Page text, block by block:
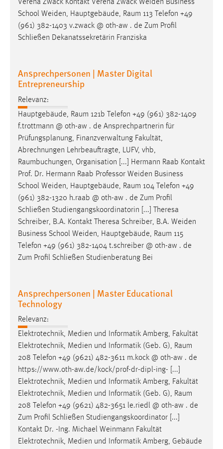
Verena Zwack Kontakt Verena Zwack Weiden Business
School Weiden, Hauptgebäude, Raum 113 Telefon +49
(961) 382-1403 v.zwack @ oth-aw . de Zum Profil
Schließen Dekanatssekretärin Franziska
Ansprechpersonen | Master Digital
Entrepreneurship
Relevanz:
Hauptgebäude, Raum 121b Telefon +49 (961) 382-1409
f.trottmann @ oth-aw . de Ansprechpartnerin für
Prüfungsplanung, Finanzverwaltung Fakultät,
Abrechnungen Lehrbeauftragte, LUFV, vhb,
Raumbuchungen, Organisation [...] Hermann Raab Kontakt
Prof. Dr. Hermann Raab Professor Weiden Business
School Weiden, Hauptgebäude, Raum 104 Telefon +49
(961) 382-1320 h.raab @ oth-aw . de Zum Profil
Schließen Studiengangskoordinatorin [...] Theresa
Schreiber, B.A. Kontakt Theresa Schreiber, B.A. Weiden
Business School Weiden, Hauptgebäude, Raum 115
Telefon +49 (961) 382-1404 t.schreiber @ oth-aw . de
Zum Profil Schließen Studienberatung Bei
Ansprechpersonen | Master Educational
Technology
Relevanz:
Elektrotechnik, Medien und Informatik Amberg, Fakultät
Elektrotechnik, Medien und Informatik (Geb. G), Raum
208 Telefon +49 (9621) 482-3611 m.kock @ oth-aw . de
https://www.oth-aw.de/kock/prof-dr-dipl-ing- [...]
Elektrotechnik, Medien und Informatik Amberg, Fakultät
Elektrotechnik, Medien und Informatik (Geb. G), Raum
208 Telefon +49 (9621) 482-3651 le.riedl @ oth-aw . de
Zum Profil Schließen Studiengangskoordinator [...]
Kontakt Dr. -Ing. Michael Weinmann Fakultät
Elektrotechnik, Medien und Informatik Amberg, Gebäude
Conversion-Tracking
Cookie Laufzeit:
3 Monate
Facebook Pixel
Name:
_fbp
Anbieter:
Facebook
Zweck:
Conversion-Tracking
Cookie Laufzeit:
3 Monate
EXTERNE MEDIEN
Um Inhalte von Videoplattformen und Social Media
Plattformen anzeigen zu können, werden von diesen
YouTube
Vimeo